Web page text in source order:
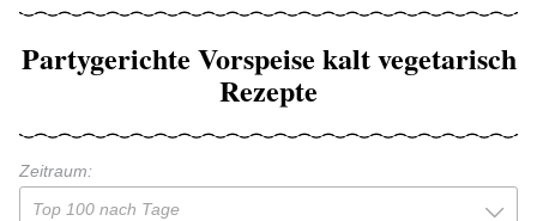
Partygerichte Vorspeise kalt vegetarisch
Rezepte
Zeitraum:
Top 100 nach Tage